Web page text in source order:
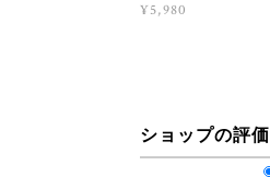
¥5,980
ショップの評価